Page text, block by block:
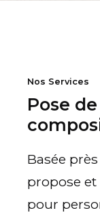
Nos Services
Pose
Basée
propose et
pour